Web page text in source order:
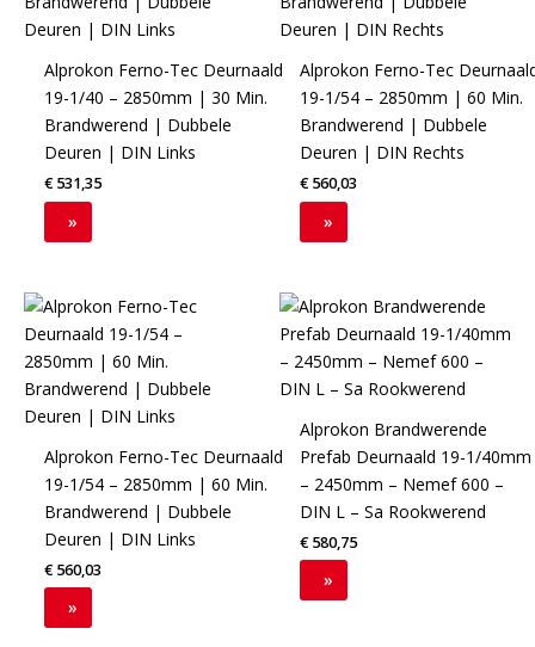
Alprokon Ferno-Tec Deurnaald
19-1/40 – 2850mm | 30 Min.
Brandwerend | Dubbele
Deuren | DIN Links
€531,35
»
Alprokon Ferno-Tec
19-1/54 – 2850mm | 60 Min.
Brandwerend | Dubbele
Deuren | DIN Rechts
€560,03
»
Alprokon Ferno-Tec Deurnaald
19-1/54 – 2850mm | 60 Min.
Brandwerend | Dubbele
Deuren | DIN Links
€560,03
»
Alprokon Brandwerende
Prefab Deurnaald 19-1/40mm
– 2450mm – Nemef 600 –
DIN L – Sa Rookwerend
€580,75
»